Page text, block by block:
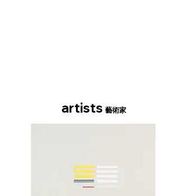
artists 藝術家